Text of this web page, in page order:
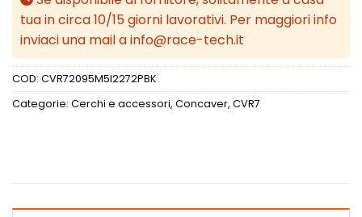
tua in circa 10/15 giorni lavorativi. Per maggiori info
inviaci una mail a info@race-tech.it
COD: CVR72095M5I2272PBK
Categorie: Cerchi e accessori, Concaver, CVR7